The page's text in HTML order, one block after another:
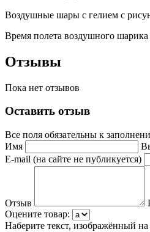
Воздушные шары с гелием с
Время полета воздушного
Отзывы
Пока нет отзывов
Оставить отзыв
Все поля обязательны к
Имя
E-mail (на сайте не публикуется)
Отзыв
Оцените товар:
Наберите текст, изображённый на